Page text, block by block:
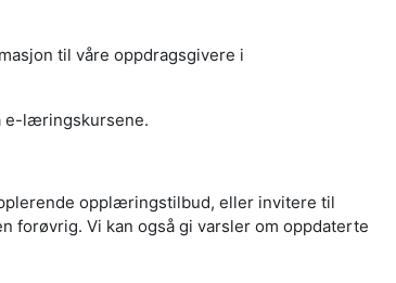
til våre oppdragsgivere i
e-læringskursene.
opplæringstilbud, eller invitere til
forøvrig. Vi kan også gi varsler om oppdaterte